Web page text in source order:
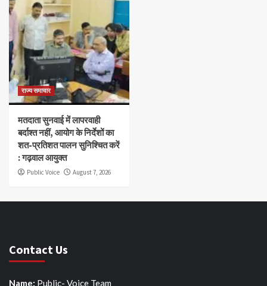
राज्य समाचार
मतदाता सुनवाई में लापरवाही
बर्दाश्त नहीं, आयोग के निर्देशों का
शत-प्रतिशत पालन सुनिश्चित करें
: गढ़वाल आयुक्त
Public Voice August 7, 2026
Contact Us
Name: Public- Voice Team